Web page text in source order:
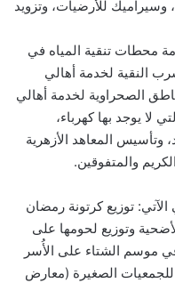
وسيراميك للأرضيات، وتزويد
محطات تنقية المياه في
النقية لخدمة أهالي
الصحراوية لخدمة أهالي
لا يوجد بها كهرباء،
وتأسيس المعاهد الأزهرية
والمتفوقين.
توزيع كرتونة رمضان
وتوزيع لحومها على
في موسم الشتاء على الأُسر
للجمعيات الصغيرة (معارض